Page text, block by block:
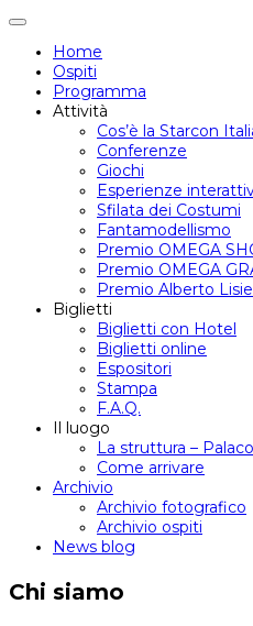
Attiva/disattiva
navigazione
Home
Ospiti
Programma
Attività
Cos’è la Starcon
Conferenze
Giochi
Esperienze
Sfilata dei Costumi
Fantamodellismo
Premio OMEGA
Premio OMEGA
Premio Alberto
Biglietti
Biglietti con Hotel
Biglietti online
Espositori
Stampa
F.A.Q.
Il luogo
La struttura –
Come arrivare
Archivio
Archivio fotografico
Archivio ospiti
News blog
Chi siamo